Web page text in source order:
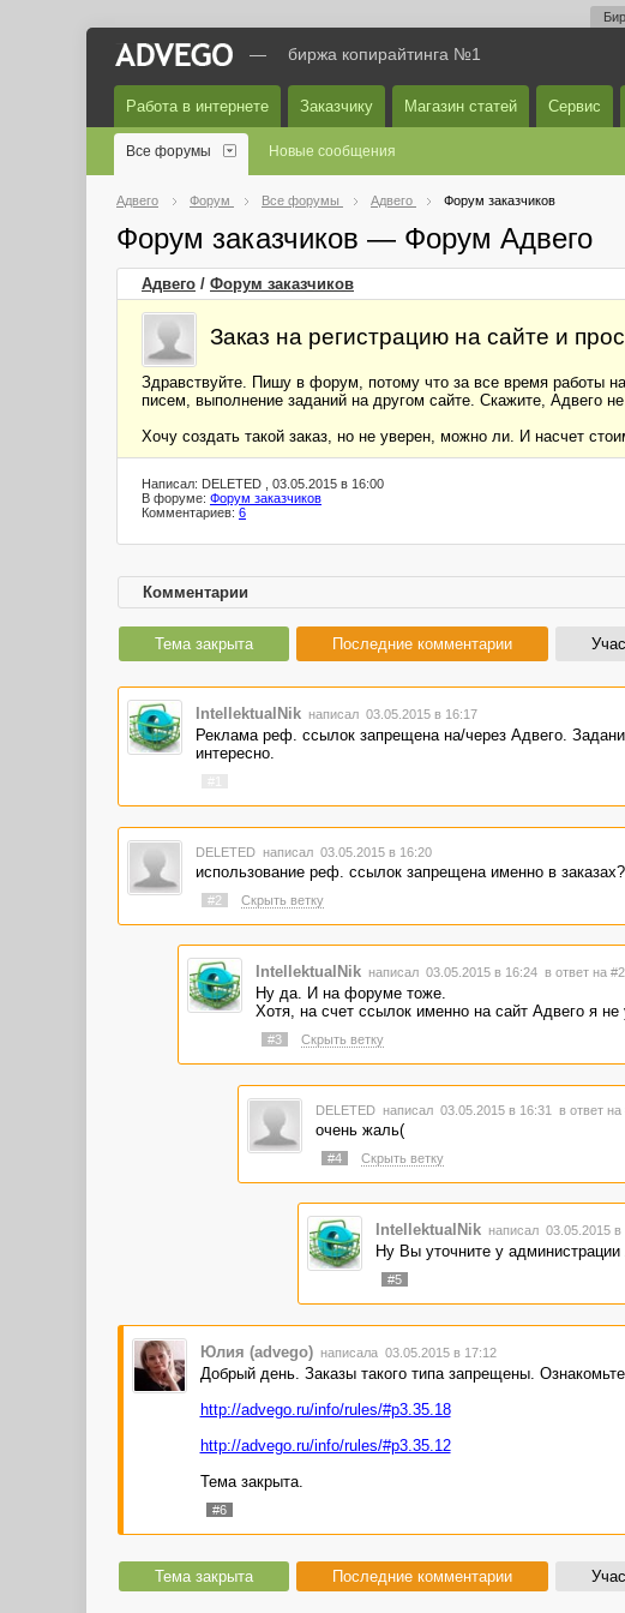
— биржа копирайтинга №1
Работа в интернете Заказчику Магазин статей Сервис
Все форумы Новые сообщения
Адвего Форум Все форумы Адвего Форум заказчиков
Форум заказчиков — Форум Адвего
Адвего / Форум заказчиков
Заказ на регистрацию на сайте и
Здравствуйте. Пишу в форум, потому что за все время работы
писем, выполнение заданий на другом сайте. Скажите, Адвего
Хочу создать такой заказ, но не уверен, можно ли. И насчет
Написал: DELETED , 03.05.2015 в 16:00
В форуме: Форум заказчиков
Комментариев: 6
Комментарии
Тема закрыта Последние комментарии
IntellektualNik написал 03.05.2015 в 16:17
Реклама реф. ссылок запрещена на/через Адвего.
интересно.
DELETED написал 03.05.2015 в 16:20
использование реф. ссылок запрещена именно в заказах?
#2 Скрыть ветку
IntellektualNik написал 03.05.2015 в 16:24 в ответ на #2
Ну да. И на форуме тоже.
Хотя, на счет ссылок именно на сайт Адвего я не
#3 Скрыть ветку
DELETED написал 03.05.2015 в 16:31 в ответ на
очень жаль(
#4 Скрыть ветку
IntellektualNik написал 03.05.2015 в
Ну Вы уточните у
#5
Юлия (advego) написала 03.05.2015 в 17:12
Добрый день. Заказы такого типа запрещены.
http://advego.ru/info/rules/#p3.35.18
http://advego.ru/info/rules/#p3.35.12
Тема закрыта.
#6
Тема закрыта Последние комментарии